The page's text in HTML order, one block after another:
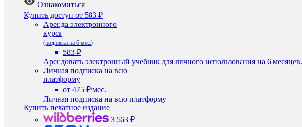
Ознакомиться
Купить доступ от 583 ₽
Аренда электронного
курса
(подписка на 6 мес.)
583 ₽
Арендовать электронный учебник для личного использования на 6 месяцев.
Личная подписка на всю
платформу
от 475 ₽/мес.
Личная подписка на всю платформу
Купить печатное издание
3 563 ₽